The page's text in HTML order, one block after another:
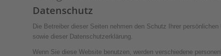
Datenschutz
Die Betreiber dieser Seiten nehmen den Schutz Ihrer
sowie dieser Datenschutzerklärung.
Wenn Sie diese Website benutzen, werden verschiedene